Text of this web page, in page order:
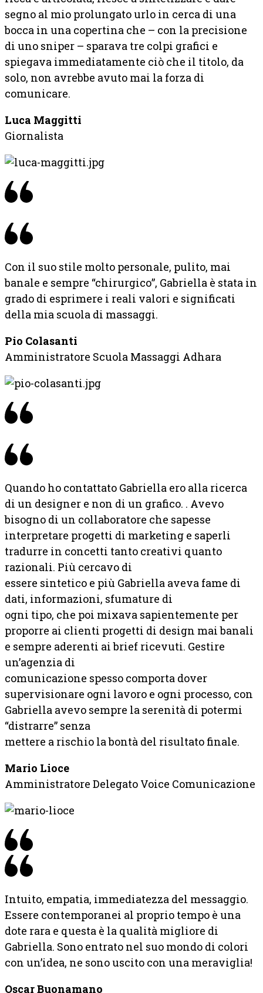
segno al mio prolungato urlo in cerca di una
bocca in una copertina che – con la precisione
di uno sniper – sparava tre colpi grafici e
spiegava immediatamente ciò che il titolo, da
solo, non avrebbe avuto mai la forza di
comunicare.
Luca Maggitti
Giornalista
Con il suo stile molto personale, pulito, mai
banale e sempre “chirurgico”, Gabriella è stata in
grado di esprimere i reali valori e significati
della mia scuola di massaggi.
Pio Colasanti
Amministratore Scuola Massaggi Adhara
Quando ho contattato Gabriella ero alla ricerca
di un designer e non di un grafico. . Avevo
bisogno di un collaboratore che sapesse
interpretare progetti di marketing e saperli
tradurre in concetti tanto creativi quanto
razionali. Più cercavo di
essere sintetico e più Gabriella aveva fame di
dati, informazioni, sfumature di
ogni tipo, che poi mixava sapientemente per
proporre ai clienti progetti di design mai banali
e sempre aderenti ai brief ricevuti. Gestire
un’agenzia di
comunicazione spesso comporta dover
supervisionare ogni lavoro e ogni processo, con
Gabriella avevo sempre la serenità di potermi
“distrarre” senza
mettere a rischio la bontà del risultato finale.
Mario Lioce
Amministratore Delegato Voice Comunicazione​
Intuito, empatia, immediatezza del messaggio.
Essere contemporanei al proprio tempo è una
dote rara e questa è la qualità migliore di
Gabriella. Sono entrato nel suo mondo di colori
con un’idea, ne sono uscito con una meraviglia!
Oscar Buonamano